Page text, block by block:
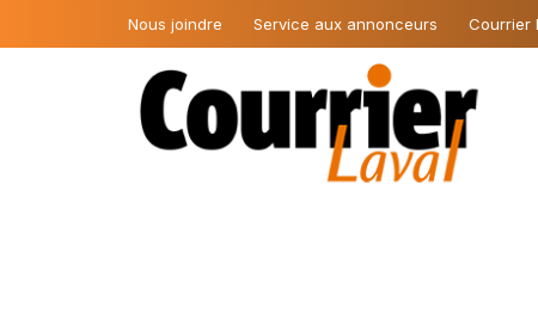
Nous joindre Service aux annonceurs Courrier